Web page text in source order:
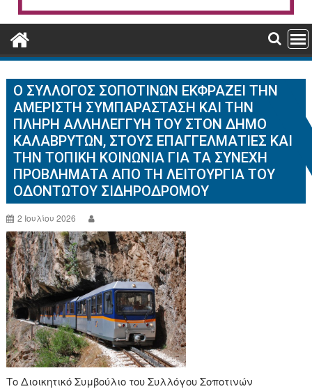
Ο ΣΎΛΛΟΓΟΣ ΣΟΠΟΤΙΝΏΝ ΕΚΦΡΆΖΕΙ ΤΗΝ
ΑΜΈΡΙΣΤΗ ΣΥΜΠΑΡΆΣΤΑΣΗ ΚΑΙ ΤΗΝ
ΠΛΉΡΗ ΑΛΛΗΛΕΓΓΎΗ ΤΟΥ ΣΤΟΝ ΔΉΜΟ
ΚΑΛΑΒΡΎΤΩΝ, ΣΤΟΥΣ ΕΠΑΓΓΕΛΜΑΤΊΕΣ ΚΑΙ
ΤΗΝ ΤΟΠΙΚΉ ΚΟΙΝΩΝΊΑ ΓΙΑ ΤΑ ΣΥΝΕΧΉ
ΠΡΟΒΛΉΜΑΤΑ ΑΠΌ ΤΗ ΛΕΙΤΟΥΡΓΊΑ ΤΟΥ
ΟΔΟΝΤΩΤΟΎ ΣΙΔΗΡΟΔΡΌΜΟΥ
2 Ιουλίου 2026
Το Διοικητικό Συμβούλιο του Συλλόγου Σοποτινών